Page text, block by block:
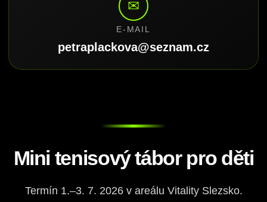
✉
E-MAIL
petraplackova@seznam.cz
Mini tenisový tábor pro děti
Termín 1.–3. 7. 2026 v areálu Vitality Slezsko.